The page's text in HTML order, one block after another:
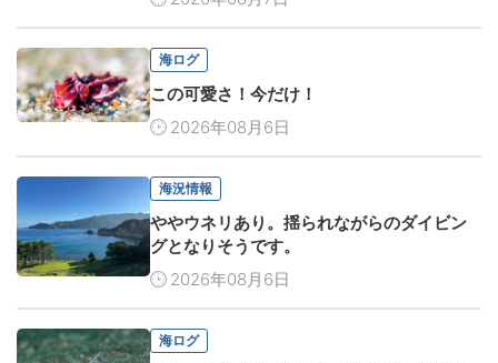
海ログ
この可愛さ！今だけ！
2026年08月6日
海況情報
ややウネリあり。揺られながらのダイビン
グとなりそうです。
2026年08月6日
海ログ